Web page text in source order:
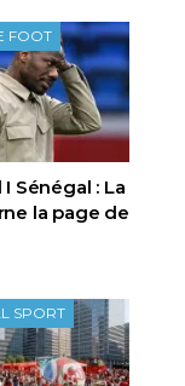
FOOT
Sénégal : La
la page de
SPORT